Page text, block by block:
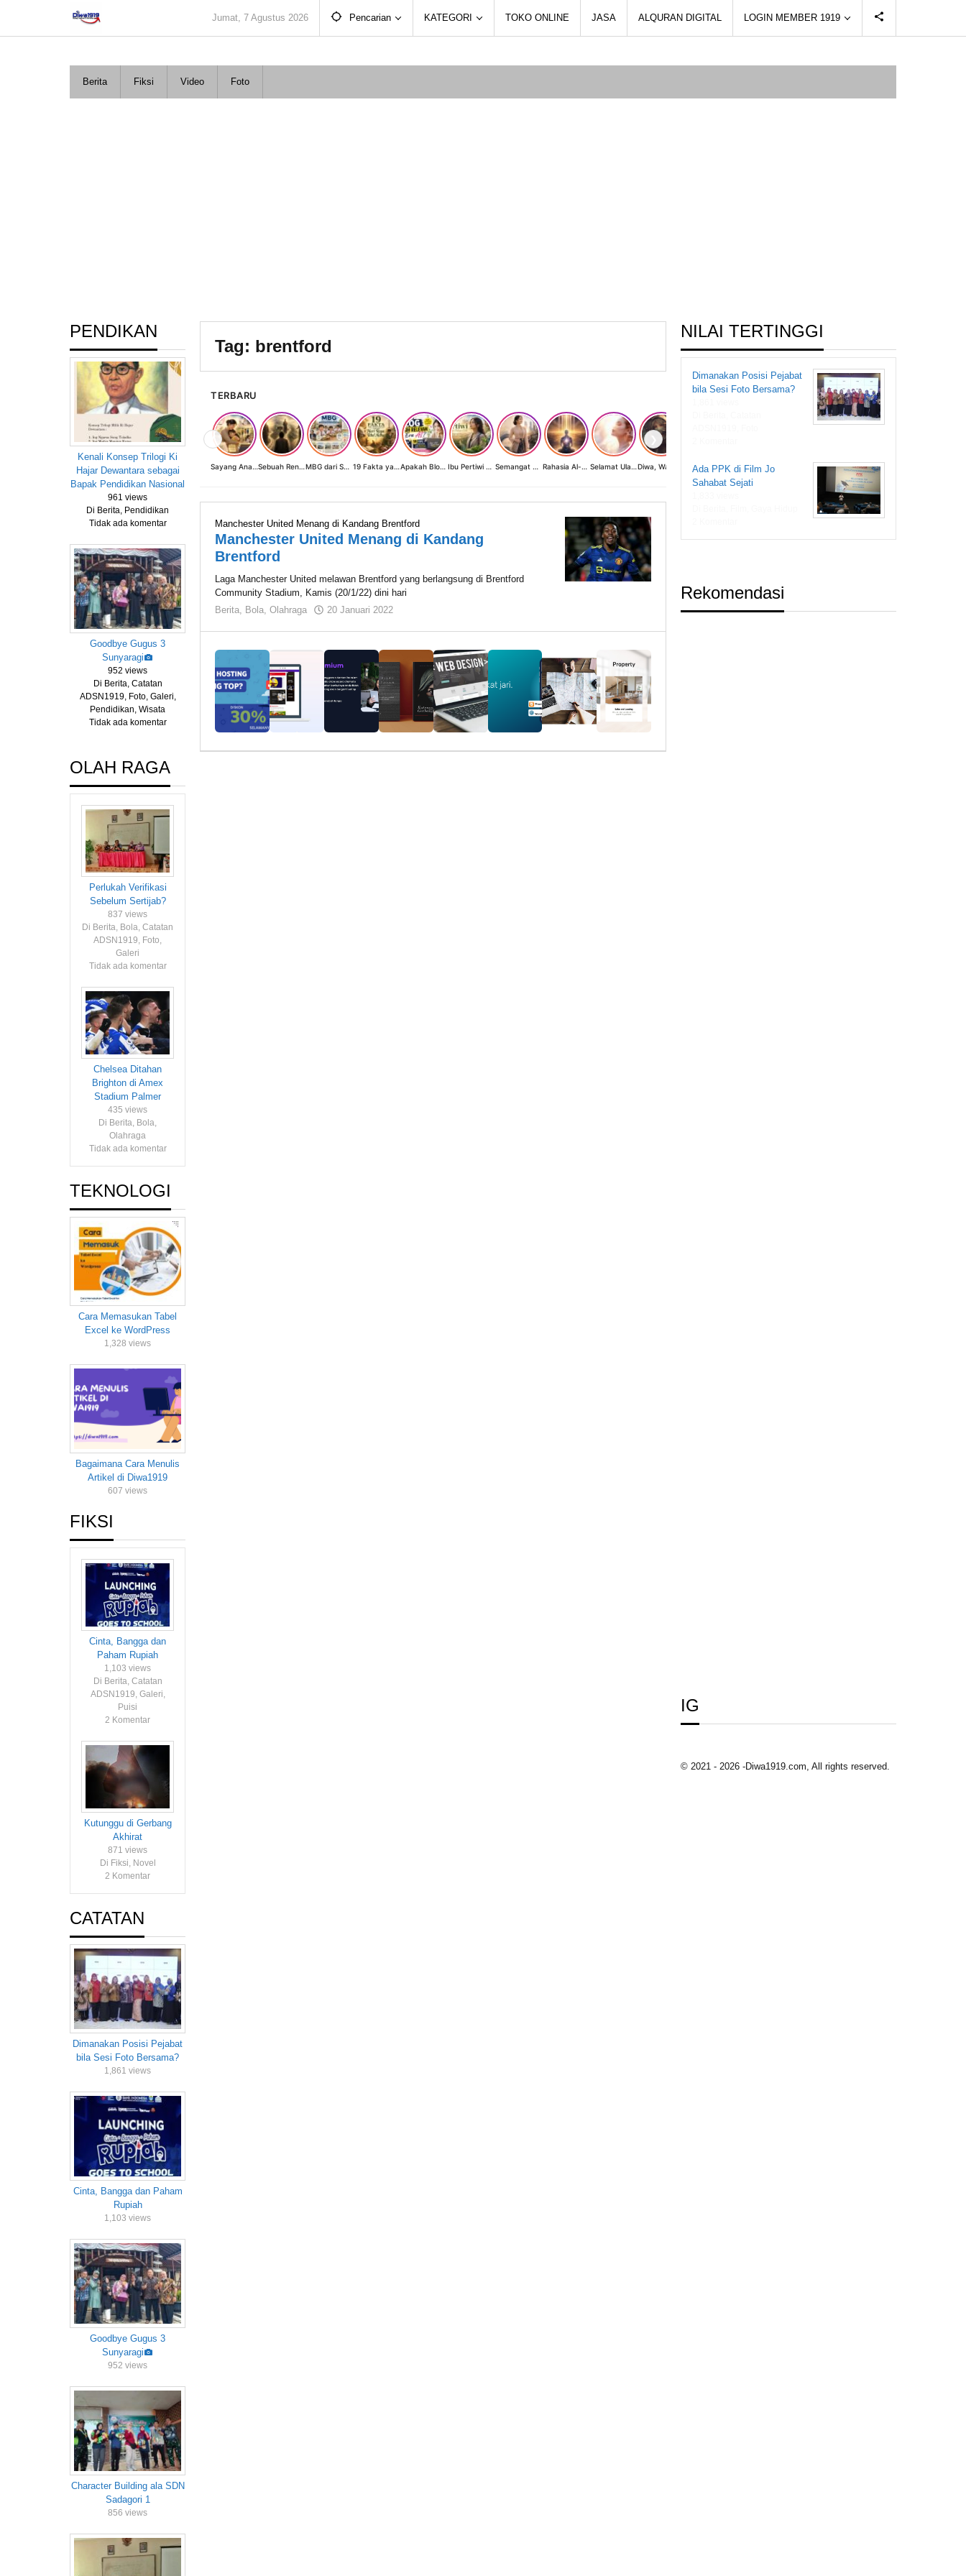
konten
Jumat, 7 Agustus 2026 Pencarian KATEGORI TOKO ONLINE JASA ALQURAN DIGITAL LOGIN MEMBER 1919
Berita Fiksi Video Foto
PENDIKAN
Kenali Konsep Trilogi Ki
Hajar Dewantara sebagai
Bapak Pendidikan Nasional
961 views
Di Berita, Pendidikan
Tidak ada komentar
Goodbye Gugus 3
Sunyaragi
952 views
Di Berita, Catatan
ADSN1919, Foto, Galeri,
Pendidikan, Wisata
Tidak ada komentar
OLAH RAGA
Perlukah Verifikasi
Sebelum Sertijab?
837 views
Di Berita, Bola, Catatan
ADSN1919, Foto,
Galeri
Tidak ada komentar
Chelsea Ditahan
Brighton di Amex
Stadium Palmer
435 views
Di Berita, Bola,
Olahraga
Tidak ada komentar
TEKNOLOGI
Cara Memasukan Tabel
Excel ke WordPress
1,328 views
Bagaimana Cara Menulis
Artikel di Diwa1919
607 views
FIKSI
Cinta, Bangga dan
Paham Rupiah
1,103 views
Di Berita, Catatan
ADSN1919, Galeri,
Puisi
2 Komentar
Kutunggu di Gerbang
Akhirat
871 views
Di Fiksi, Novel
2 Komentar
CATATAN
Dimanakan Posisi Pejabat
bila Sesi Foto Bersama?
1,861 views
Cinta, Bangga dan Paham
Rupiah
1,103 views
Goodbye Gugus 3
Sunyaragi
952 views
Character Building ala SDN
Sadagori 1
856 views
Tag: brentford
TERBARU
❮
Sayang Anak, Lindungi dan Bangun Masa Depan: Investasi Terbaik Seorang Perempuan untuk Dunia yang Lebih Baik Sebuah Renungan tentang Cahaya, Penantian, dan Harapan Kebangkitan Peradaban Nusantara MBG dari Sudut Pandang Ibu Rumah Tangga, Guru, dan Akademisi: Investasi Generasi Emas Indonesia 19 Fakta yang Jarang Diketahui tentang Hari Raya Idul Adha Apakah Blog Masih Relevan di Era AI? 19 Fakta & 19 Tips Blogger Bertahan Ibu Pertiwi Menyimpan Rahasia Cinta Semangat Kartini 2026: Ketika Perempuan Modern Menyalakan Terangnya Sendiri Rahasia Al-Fatihah Ayat 1-7 Selamat Ulang Tahun, Perempuan Cahaya
Manchester United Menang di Kandang Brentford
Manchester United Menang di Kandang
Brentford
Laga Manchester United melawan Brentford yang berlangsung di Brentford
Community Stadium, Kamis (20/1/22) dini hari
Berita, Bola,Olahraga 20 Januari 2022
NILAI TERTINGGI
Dimanakan Posisi Pejabat
bila Sesi Foto Bersama?
Ada PPK di Film Jo
Sahabat Sejati
Rekomendasi
IG
© 2021 - 2026 -Diwa1919.com, All rights reserved.